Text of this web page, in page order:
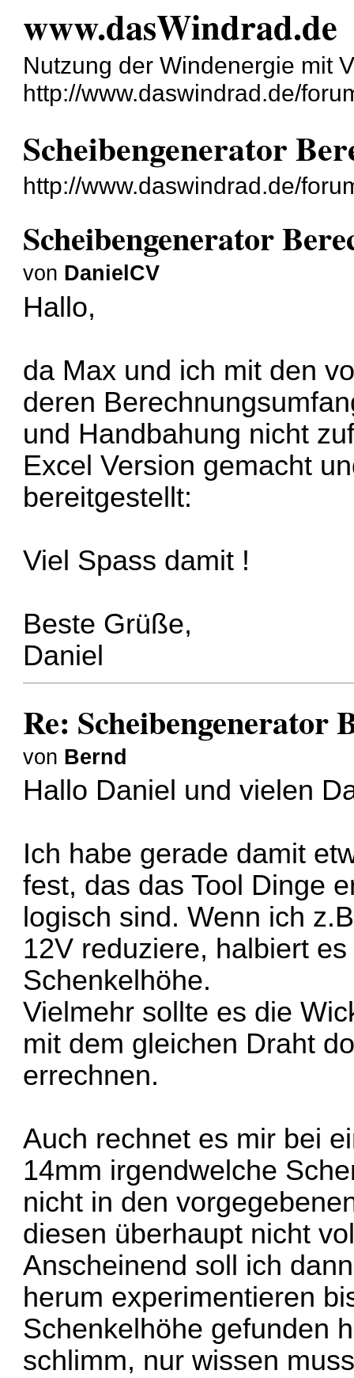
www.dasWindrad.de
Nutzung der Windenergie mit
http://www.daswindrad.de/
Scheibengenerator
http://www.daswindrad.de/
Scheibengenerator
von DanielCV
Hallo,
da Max und ich mit den
deren
und Handbahung nicht
Excel Version gemacht
bereitgestellt:
Viel Spass damit !
Beste Grüße,
Daniel
Re: Scheibengenerator
von Bernd
Hallo Daniel und vielen
Ich habe gerade damit
fest, das das Tool Dinge
logisch sind. Wenn ich
12V reduziere, halbiert
Schenkelhöhe.
Vielmehr sollte es die
mit dem gleichen Draht
errechnen.
Auch rechnet es mir bei
14mm irgendwelche
nicht in den
diesen überhaupt nicht
Anscheinend soll ich
herum experimentieren
Schenkelhöhe gefunden
schlimm, nur wissen